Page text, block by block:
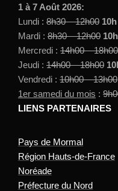
1 à 7 Août 2026:
Lundi : 8h30 – 12h00
Mardi : 8h30 – 12h00
Mercredi : 14h00 – 18h00
Jeudi : 14h00 – 18h00
Vendredi : 10h00 – 13h00
1er samedi du mois :
LIENS PARTENAIRES
Pays de Mormal
Région Hauts-de-France
Noréade
Préfecture du Nord